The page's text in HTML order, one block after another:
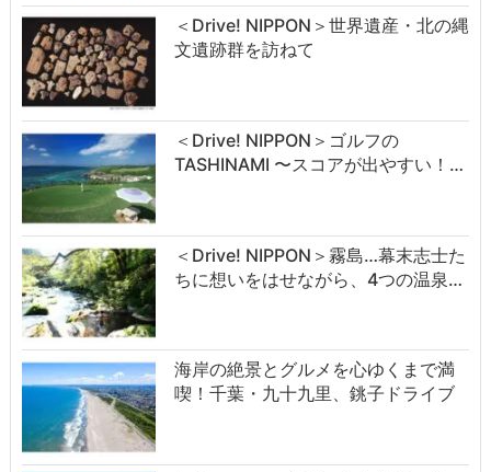
＜Drive! NIPPON＞世界遺産・北の縄
文遺跡群を訪ねて
＜Drive! NIPPON＞ゴルフの
TASHINAMI 〜スコアが出やすい！…
＜Drive! NIPPON＞霧島…幕末志士た
ちに想いをはせながら、4つの温泉…
海岸の絶景とグルメを心ゆくまで満
喫！千葉・九十九里、銚子ドライブ